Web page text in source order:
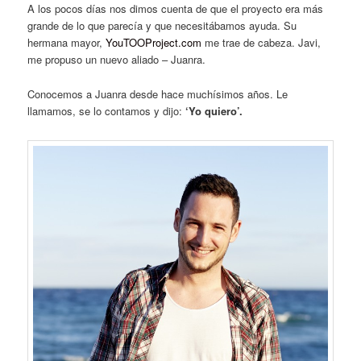
A los pocos días nos dimos cuenta de que el proyecto era más
grande de lo que parecía y que necesitábamos ayuda. Su
hermana mayor,YouTOOProject.com me trae de cabeza. Javi,
me propuso un nuevo aliado – Juanra.
Conocemos a Juanra desde hace muchísimos años. Le
llamamos, se lo contamos y dijo:‘Yo quiero’.